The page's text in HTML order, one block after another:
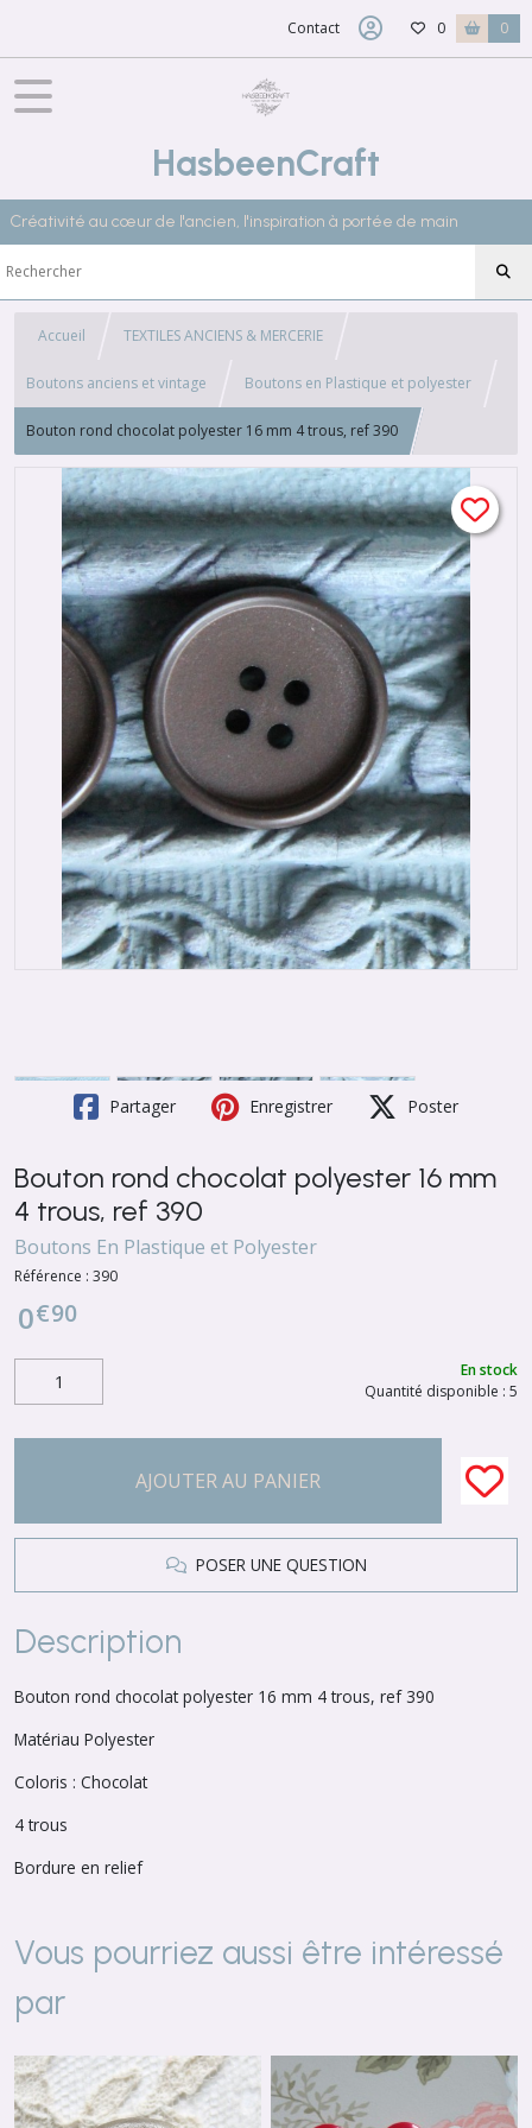
Contact 0 0
HasbeenCraft
Créativité au cœur de l'ancien, l'inspiration à portée de main
Accueil TEXTILES ANCIENS & MERCERIE
Boutons anciens et vintage Boutons en Plastique et polyester
Bouton rond chocolat polyester 16 mm 4 trous, ref 390
Partager Enregistrer Poster
Bouton rond chocolat polyester 16 mm
4 trous, ref 390
Boutons En Plastique et Polyester
Référence : 390
0€90
En stock
Quantité disponible : 5
AJOUTER AU PANIER
POSER UNE QUESTION
Description
Bouton rond chocolat polyester 16 mm 4 trous, ref 390
Matériau Polyester
Coloris : Chocolat
4 trous
Bordure en relief
Vous pourriez aussi être intéressé
par